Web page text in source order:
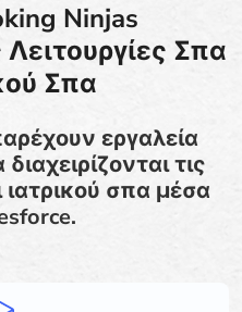
Ninjas
Σπα
Σπα
εργαλεία
τις
ιατρικού σπα μέσα